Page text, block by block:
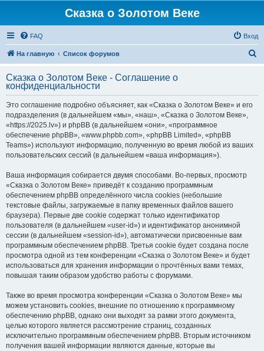
Сказка о Золотом Веке
FAQ Вход
На главную Список форумов
с
Сказка о Золотом Веке - Соглашение о
конфиденциальности
Это соглашение подробно объясняет, как «Сказка о Золотом Веке» и его
подразделения (в дальнейшем «мы», «наш», «Сказка о Золотом Веке»,
«https://2025.lv») и phpBB (в дальнейшем «они», «программное
обеспечение phpBB», «www.phpbb.com», «phpBB Limited», «phpBB
Teams») используют информацию, полученную во время любой из ваших
пользовательских сессий (в дальнейшем «ваша информация»).
Ваша информация собирается двумя способами. Во-первых, просмотр
«Сказка о Золотом Веке» приведёт к созданию программным
обеспечением phpBB определённого числа cookies (небольшие
текстовые файлы, загружаемые в папку временных файлов вашего
браузера). Первые две cookie содержат только идентификатор
пользователя (в дальнейшем «user-id») и идентификатор анонимной
сессии (в дальнейшем «session-id»), автоматически присвоенные вам
программным обеспечением phpBB. Третья cookie будет создана после
просмотра одной из тем конференции «Сказка о Золотом Веке» и будет
использоваться для хранения информации о прочтённых вами темах,
повышая таким образом удобство работы с форумами.
Также во время просмотра конференции «Сказка о Золотом Веке» мы
можем установить cookies, внешние по отношению к программному
обеспечению phpBB, однако они выходят за рамки этого документа,
целью которого является рассмотрение страниц, созданных
исключительно программным обеспечением phpBB. Вторым источником
получения вашей информации являются данные, которые вы